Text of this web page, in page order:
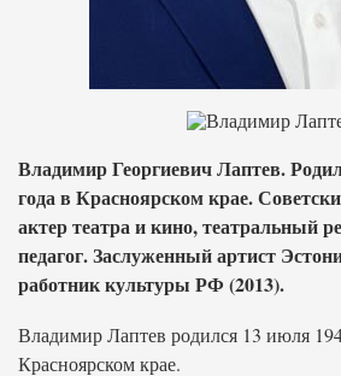
Владимир Георгиевич Лаптев.
года в Красноярском крае.
актер театра и кино, театральный
педагог. Заслуженный артист
работник культуры РФ (2013).
Владимир Лаптев родился 13 июля
Красноярском крае.